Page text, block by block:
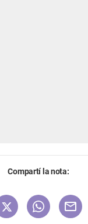
Compartí la nota: